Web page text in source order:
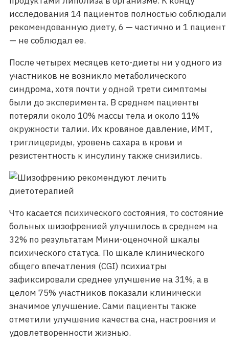
исследования 14 пациентов полностью соблюдали
рекомендованную диету, 6 — частично и 1 пациент
— не соблюдал ее.
После четырех месяцев кето-диеты ни у одного из
участников не возникло метаболического
синдрома, хотя почти у одной трети симптомы
были до эксперимента. В среднем пациенты
потеряли около 10% массы тела и около 11%
окружности талии. Их кровяное давление, ИМТ,
триглицериды, уровень сахара в крови и
резистентность к инсулину также снизились.
Что касается психического состояния, то состояние
больных шизофренией улучшилось в среднем на
32% по результатам Мини-оценочной шкалы
психического статуса. По шкале клинического
общего впечатления (CGI) психиатры
зафиксировали среднее улучшение на 31%, а в
целом 75% участников показали клинически
значимое улучшение. Сами пациенты также
отметили улучшение качества сна, настроения и
удовлетворенности жизнью.